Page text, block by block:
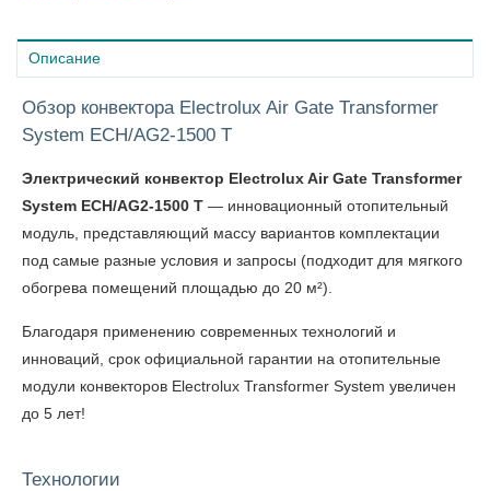
Описание
Обзор конвектора Electrolux Air Gate Transformer
System ECH/AG2-1500 T
Электрический конвектор Electrolux Air Gate Transformer
System ECH/AG2-1500 T — инновационный отопительный
модуль, представляющий массу вариантов комплектации
под самые разные условия и запросы (подходит для мягкого
обогрева помещений площадью до 20 м²).
Благодаря применению современных технологий и
инноваций, срок официальной гарантии на отопительные
модули конвекторов Electrolux Transformer System увеличен
до 5 лет!
Технологии